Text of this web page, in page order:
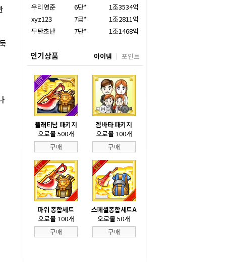
우리영준
6단*
1조3534억
xyz123
7급*
1조2811억
무탄초난
7단* 1조1468억
인기상품 아이템 포인트
플래티넘 패키지
오로볼 500개
구매
겜바타 패키지
오로볼 100개
구매
파워 종합세트
오로볼 100개
구매
스페셜종합세트A
오로볼 50개
구매